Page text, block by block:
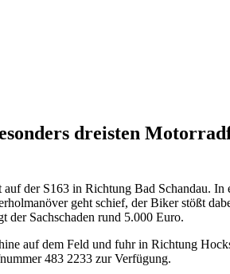
dreisten
der S163 in Richtung Bad Schandau.
geht schief, der Biker stößt
der Sachschaden rund 5.000 Euro.
auf dem Feld und fuhr in Richtung
483 2233 zur Verfügung.